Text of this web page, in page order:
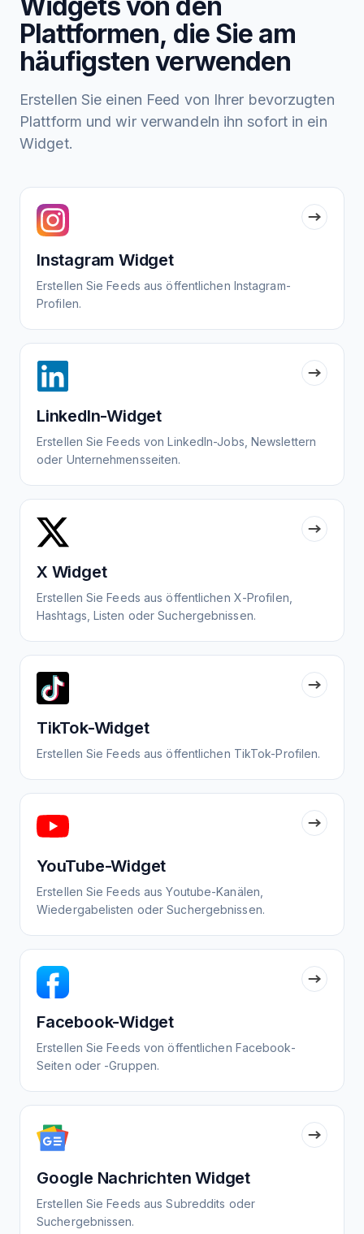
Plattformen, die Sie am
häufigsten verwenden
Erstellen Sie einen Feed von Ihrer bevorzugten
Plattform und wir verwandeln ihn sofort in ein
Widget.
Instagram Widget
Erstellen Sie Feeds aus öffentlichen Instagram-
Profilen.
LinkedIn-Widget
Erstellen Sie Feeds von LinkedIn-Jobs, Newslettern
oder Unternehmensseiten.
X Widget
Erstellen Sie Feeds aus öffentlichen X-Profilen,
Hashtags, Listen oder Suchergebnissen.
TikTok-Widget
Erstellen Sie Feeds aus öffentlichen TikTok-Profilen.
YouTube-Widget
Erstellen Sie Feeds aus Youtube-Kanälen,
Wiedergabelisten oder Suchergebnissen.
Facebook-Widget
Erstellen Sie Feeds von öffentlichen Facebook-
Seiten oder -Gruppen.
Google Nachrichten Widget
Erstellen Sie Feeds aus Subreddits oder
Suchergebnissen.